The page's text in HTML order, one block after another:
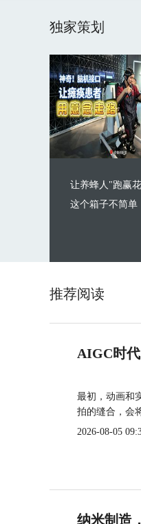
独家策划
让养蜂人"跑赢花
这个箱子不简单
推荐阅读
AIGC时
最初，动画和
拍的缝合，会
2026-08-05
纳米制造